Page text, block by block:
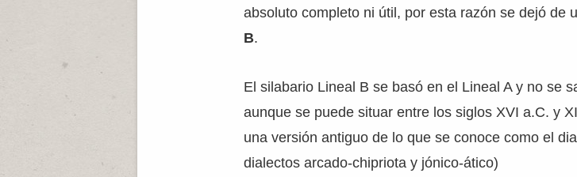
absoluto completo ni útil, por esta razón se dejó de
B.
El silabario Lineal B se basó en el Lineal A y no se
aunque se puede situar entre los siglos XVI a.C. y
una versión antiguo de lo que se conoce como el
dialectos arcado-chipriota y jónico-ático)